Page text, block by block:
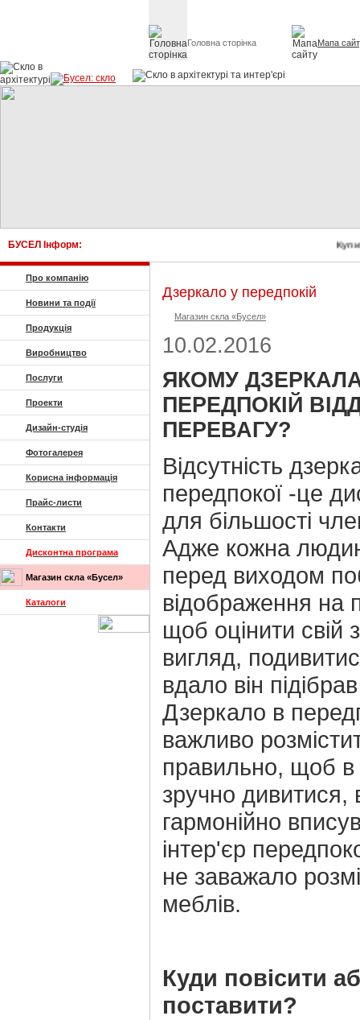
Головна сторінка Мапа
БУСЕЛ Інформ: Купити
Про компанію
Новини та події
Продукція
Виробництво
Послуги
Проекти
Дизайн-студія
Фотогалерея
Корисна інформація
Прайс-листи
Контакти
Дисконтна програма
Магазин скла «Бусел»
Каталоги
Дзеркало у передпокій
Магазин скла «Бусел»
10.02.2016
ЯКОМУ
ПЕРЕДПОКІЙ
ПЕРЕВАГУ?
Відсутність
передпокої -це
для більшості
Адже кожна
перед виходом
відображення на
щоб оцінити свій
вигляд,
вдало він
Дзеркало в
важливо
правильно, щоб в
зручно дивитися,
гармонійно
інтер'єр
не заважало
меблів.
Куди повісити
поставити?